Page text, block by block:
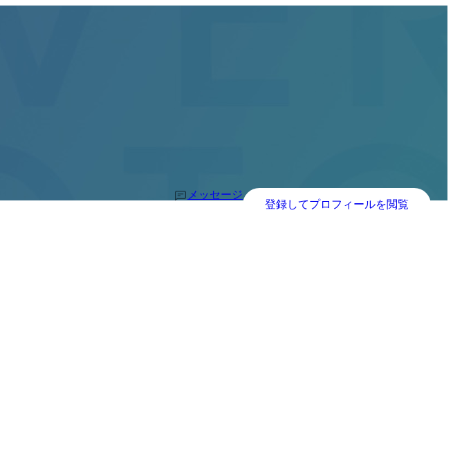
メッセージ
登録してプロフィールを閲覧